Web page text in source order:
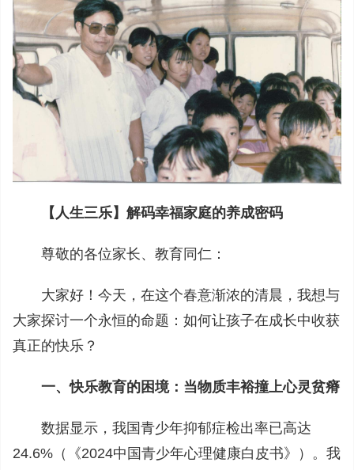
【人生三乐】解码幸福家庭的养成密码
尊敬的各位家长、教育同仁：
大家好！今天，在这个春意渐浓的清晨，我想与
大家探讨一个永恒的命题：如何让孩子在成长中收获
真正的快乐？
一、快乐教育的困境：当物质丰裕撞上心灵贫瘠
数据显示，我国青少年抑郁症检出率已高达
24.6%（《2024中国青少年心理健康白皮书》）。我